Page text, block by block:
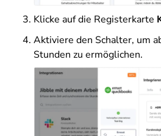
Klicke auf die Registerkarte
Aktiviere den Schalter, um
Stunden zu ermöglichen.